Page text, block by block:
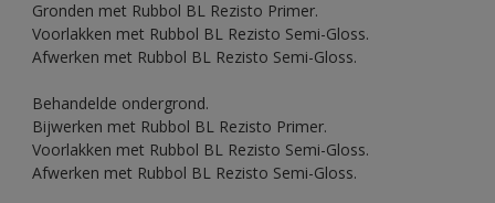
Gronden met Rubbol BL Rezisto Primer.
Voorlakken met Rubbol BL Rezisto Semi-Gloss.
Afwerken met Rubbol BL Rezisto Semi-Gloss.
Behandelde ondergrond.
Bijwerken met Rubbol BL Rezisto Primer.
Voorlakken met Rubbol BL Rezisto Semi-Gloss.
Afwerken met Rubbol BL Rezisto Semi-Gloss.